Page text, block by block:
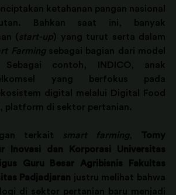
ketahanan pangan nasional
Bahkan saat ini, banyak
(start-up) yang turut serta dalam
Farming sebagai bagian dari model
Sebagai contoh, INDICO, anak
yang berfokus pada
digital melalui Digital Food
platform di sektor pertanian.
terkait smart farming, Tomy
Inovasi dan Korporasi Universitas
Guru Besar Agribisnis Fakultas
Padjadjaran justru melihat bahwa
di sektor pertanian baru menjadi